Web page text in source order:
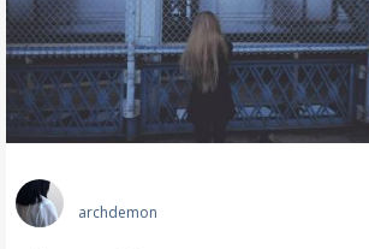
archdemon